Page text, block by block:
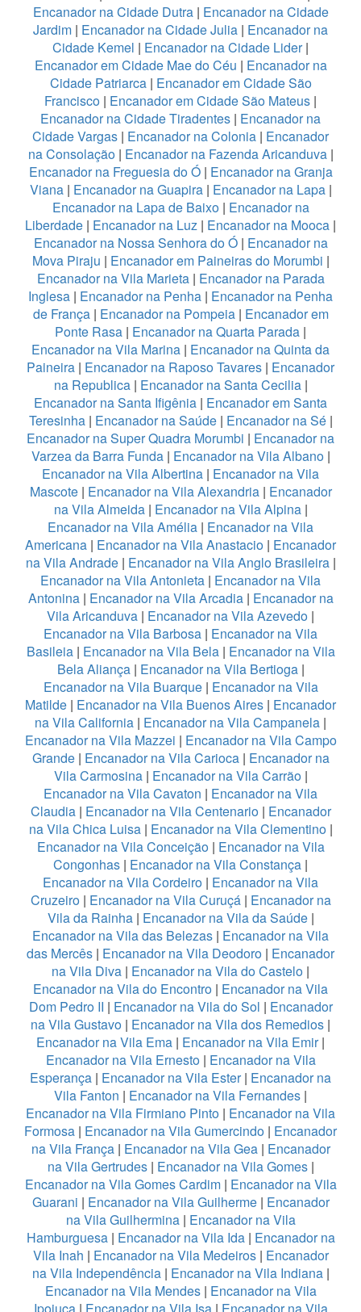
Encanador na Cidade Dutra | Encanador na Cidade
Jardim | Encanador na Cidade Julia | Encanador na
Cidade Kemel | Encanador na Cidade Lider|
Encanador em Cidade Mae do Céu | Encanador na
Cidade Patriarca| Encanador em Cidade São
Francisco | Encanador em Cidade São Mateus |
Encanador na Cidade Tiradentes | Encanador na
Cidade Vargas | Encanador na Colonia | Encanador
na Consolação | Encanador na Fazenda Aricanduva|
Encanador na Freguesia do Ó| Encanador na Granja
Viana| Encanador na Guapira| Encanador na Lapa|
Encanador na Lapa de Baixo | Encanador na
Liberdade | Encanador na Luz | Encanador na Mooca |
Encanador na Nossa Senhora do Ó| Encanador na
Mova Piraju | Encanador em Paineiras do Morumbi |
Encanador na Vila Marieta| Encanador na Parada
Inglesa | Encanador na Penha | Encanador na Penha
de França | Encanador na Pompeia| Encanador em
Ponte Rasa | Encanador na Quarta Parada |
Encanador na Vila Marina | Encanador na Quinta da
Paineira | Encanador na Raposo Tavares | Encanador
na Republica| Encanador na Santa Cecilia|
Encanador na Santa Ifigênia | Encanador em Santa
Teresinha| Encanador na Saúde| Encanador na Sé|
Encanador na Super Quadra Morumbi | Encanador na
Varzea da Barra Funda| Encanador na Vila Albano|
Encanador na Vila Albertina | Encanador na Vila
Mascote| Encanador na Vila Alexandria| Encanador
na Vila Almeida | Encanador na Vila Alpina |
Encanador na Vila Amélia | Encanador na Vila
Americana | Encanador na Vila Anastacio | Encanador
na Vila Andrade| Encanador na Vila Anglo Brasileira|
Encanador na Vila Antonieta | Encanador na Vila
Antonina| Encanador na Vila Arcadia | Encanador na
Vila Aricanduva | Encanador na Vila Azevedo |
Encanador na Vila Barbosa | Encanador na Vila
Basileia| Encanador na Vila Bela| Encanador na Vila
Bela Aliança| Encanador na Vila Bertioga|
Encanador na Vila Buarque| Encanador na Vila
Matilde | Encanador na Vila Buenos Aires | Encanador
na Vila California | Encanador na Vila Campanela |
Encanador na Vila Mazzei | Encanador na Vila Campo
Grande| Encanador na Vila Carioca| Encanador na
Vila Carmosina| Encanador na Vila Carrão|
Encanador na Vila Cavaton | Encanador na Vila
Claudia| Encanador na Vila Centenario| Encanador
na Vila Chica Luisa | Encanador na Vila Clementino|
Encanador na Vila Conceição| Encanador na Vila
Congonhas | Encanador na Vila Constança |
Encanador na Vila Cordeiro | Encanador na Vila
Cruzeiro | Encanador na Vila Curuçá | Encanador na
Vila da Rainha | Encanador na Vila da Saúde|
Encanador na Vila das Belezas | Encanador na Vila
das Mercês | Encanador na Vila Deodoro | Encanador
na Vila Diva | Encanador na Vila do Castelo |
Encanador na Vila do Encontro | Encanador na Vila
Dom Pedro II | Encanador na Vila do Sol | Encanador
na Vila Gustavo | Encanador na Vila dos Remedios |
Encanador na Vila Ema | Encanador na Vila Emir|
Encanador na Vila Ernesto| Encanador na Vila
Esperança | Encanador na Vila Ester| Encanador na
Vila Fanton | Encanador na Vila Fernandes |
Encanador na Vila Firmiano Pinto | Encanador na Vila
Formosa | Encanador na Vila Gumercindo | Encanador
na Vila França| Encanador na Vila Gea| Encanador
na Vila Gertrudes| Encanador na Vila Gomes|
Encanador na Vila Gomes Cardim| Encanador na Vila
Guarani | Encanador na Vila Guilherme| Encanador
na Vila Guilhermina| Encanador na Vila
Hamburguesa| Encanador na Vila Ida| Encanador na
Vila Inah | Encanador na Vila Medeiros| Encanador
na Vila Independência| Encanador na Vila Indiana|
Encanador na Vila Mendes| Encanador na Vila
Ipojuca| Encanador na Vila Isa| Encanador na Vila